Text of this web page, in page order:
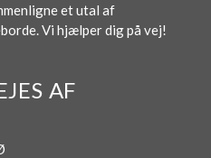
et utal af
Vi hjælper dig på vej!
AF